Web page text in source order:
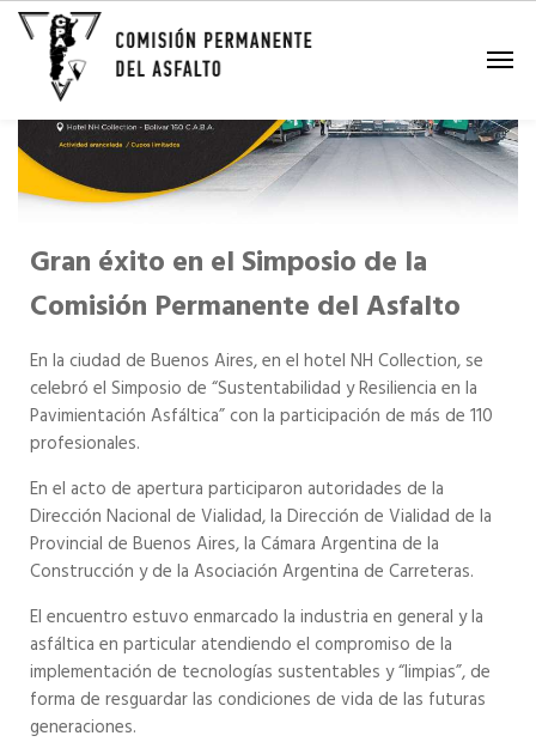
Gran éxito en el Simposio de la
Comisión Permanente del Asfalto
En la ciudad de Buenos Aires, en el hotel NH Collection, se
celebró el Simposio de “Sustentabilidad y Resiliencia en la
Pavimientación Asfáltica” con la participación de más de 110
profesionales.
En el acto de apertura participaron autoridades de la
Dirección Nacional de Vialidad, la Dirección de Vialidad de la
Provincial de Buenos Aires, la Cámara Argentina de la
Construcción y de la Asociación Argentina de Carreteras.
El encuentro estuvo enmarcado la industria en general y la
asfáltica en particular atendiendo el compromiso de la
implementación de tecnologías sustentables y “limpias”, de
forma de resguardar las condiciones de vida de las futuras
generaciones.